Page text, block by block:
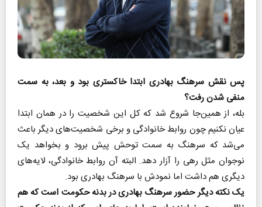
پس نقش سرهنگ بهادری ابتدا خاکستری بود و بعد، به سمت
منفی شدن رفت؟
بله، از همین‌جا شروع شد که کل این شخصیت را در همان ابتدا
عیان نکنیم چون روابط خانوادگی و برخی شخصیت‌های دیگر باعث
می‌شد که سرهنگ به سمت توحش پیش برود و بخواهد یک
نوجوان مثل رهی را آزار دهد. البته آن روابط خانوادگی، لایه‌های
دیگری هم داشت اما نمودش با سرهنگ بهادری بود.
یک نکته دیگر حضور سرهنگ بهادری در بدنه حکومت است که هم